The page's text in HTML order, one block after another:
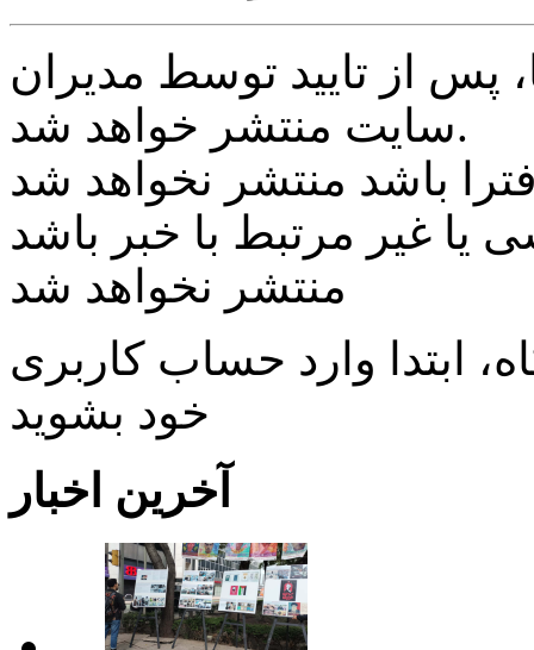
از تایید توسط مدیران
سایت منتشر خواهد شد.
یا غیر مرتبط با خبر باشد
منتشر نخواهد شد
ابتدا وارد حساب كاربری
خود بشويد
آخرین اخبار